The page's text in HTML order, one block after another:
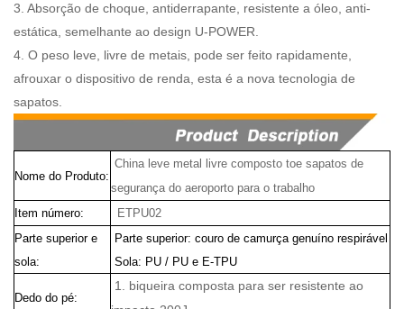
3. Absorção de choque, antiderrapante, resistente a óleo, anti-
estática, semelhante ao design U-POWER.
4. O peso leve, livre de metais, pode ser feito rapidamente,
afrouxar o dispositivo de renda, esta é a nova tecnologia de
sapatos.
Nome do Produto:
China leve metal livre composto toe sapatos de
segurança do aeroporto para o trabalho
Item número:
ETPU02
Parte superior e
sola:
Parte superior: couro de camurça genuíno respirável
Sola: PU / PU e E-TPU
Dedo do pé:
1. biqueira composta para ser resistente ao